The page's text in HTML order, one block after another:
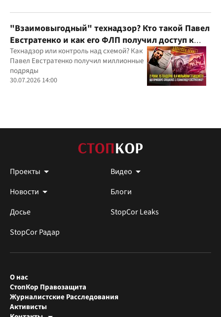
юрисдикций
"Взаимовыгодный" технадзор? Кто такой Павел
Евстратенко и как его ФЛП получил доступ к
бюджетным миллионам?
Технадзор или контроль над схемой? Как
Павел Евстратенко получил миллионные
подряды
30.07.2026 14:00
Проекты
Видео
Новости
Блоги
Досье
StopCor Leaks
StopCor Радар
О нас
СтопКор Правозащита
Журналистские Расследования
Активисты